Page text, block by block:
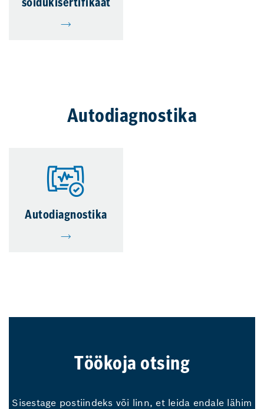
sõidukisertifikaat
Autodiagnostika
Autodiagnostika
Töökoja otsing
Sisestage postiindeks või linn, et leida endale lähim